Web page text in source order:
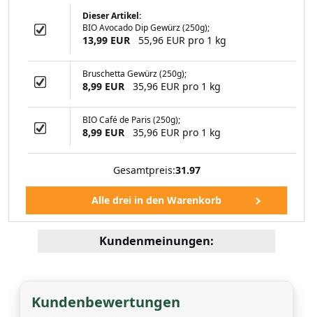
(250g)
EUR
Dieser Artikel:
BIO Avocado Dip Gewürz (250g);
13,99 EUR 55,96 EUR pro 1 kg
Bruschetta Gewürz (250g);
8,99 EUR 35,96 EUR pro 1 kg
BIO Café de Paris (250g);
8,99 EUR 35,96 EUR pro 1 kg
Gesamtpreis:31.97
Kundenmeinungen:
Kundenbewertungen